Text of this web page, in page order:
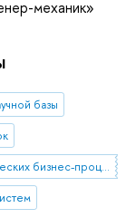
механик»
базы
Прогнозирование и моделирование логистических бизнес-процессов